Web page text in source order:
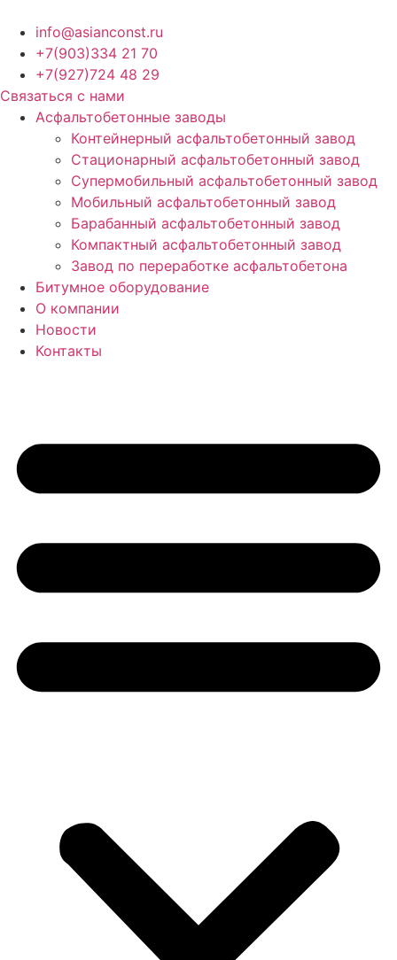
содержимому
info@asianconst.ru
+7(903)334 21 70
+7(927)724 48 29
Связаться с нами
Асфальтобетонные заводы
Контейнерный асфальтобетонный завод
Стационарный асфальтобетонный завод
Супермобильный асфальтобетонный завод
Мобильный асфальтобетонный завод
Барабанный асфальтобетонный завод
Компактный асфальтобетонный завод
Завод по переработке асфальтобетона
Битумное оборудование
О компании
Новости
Контакты